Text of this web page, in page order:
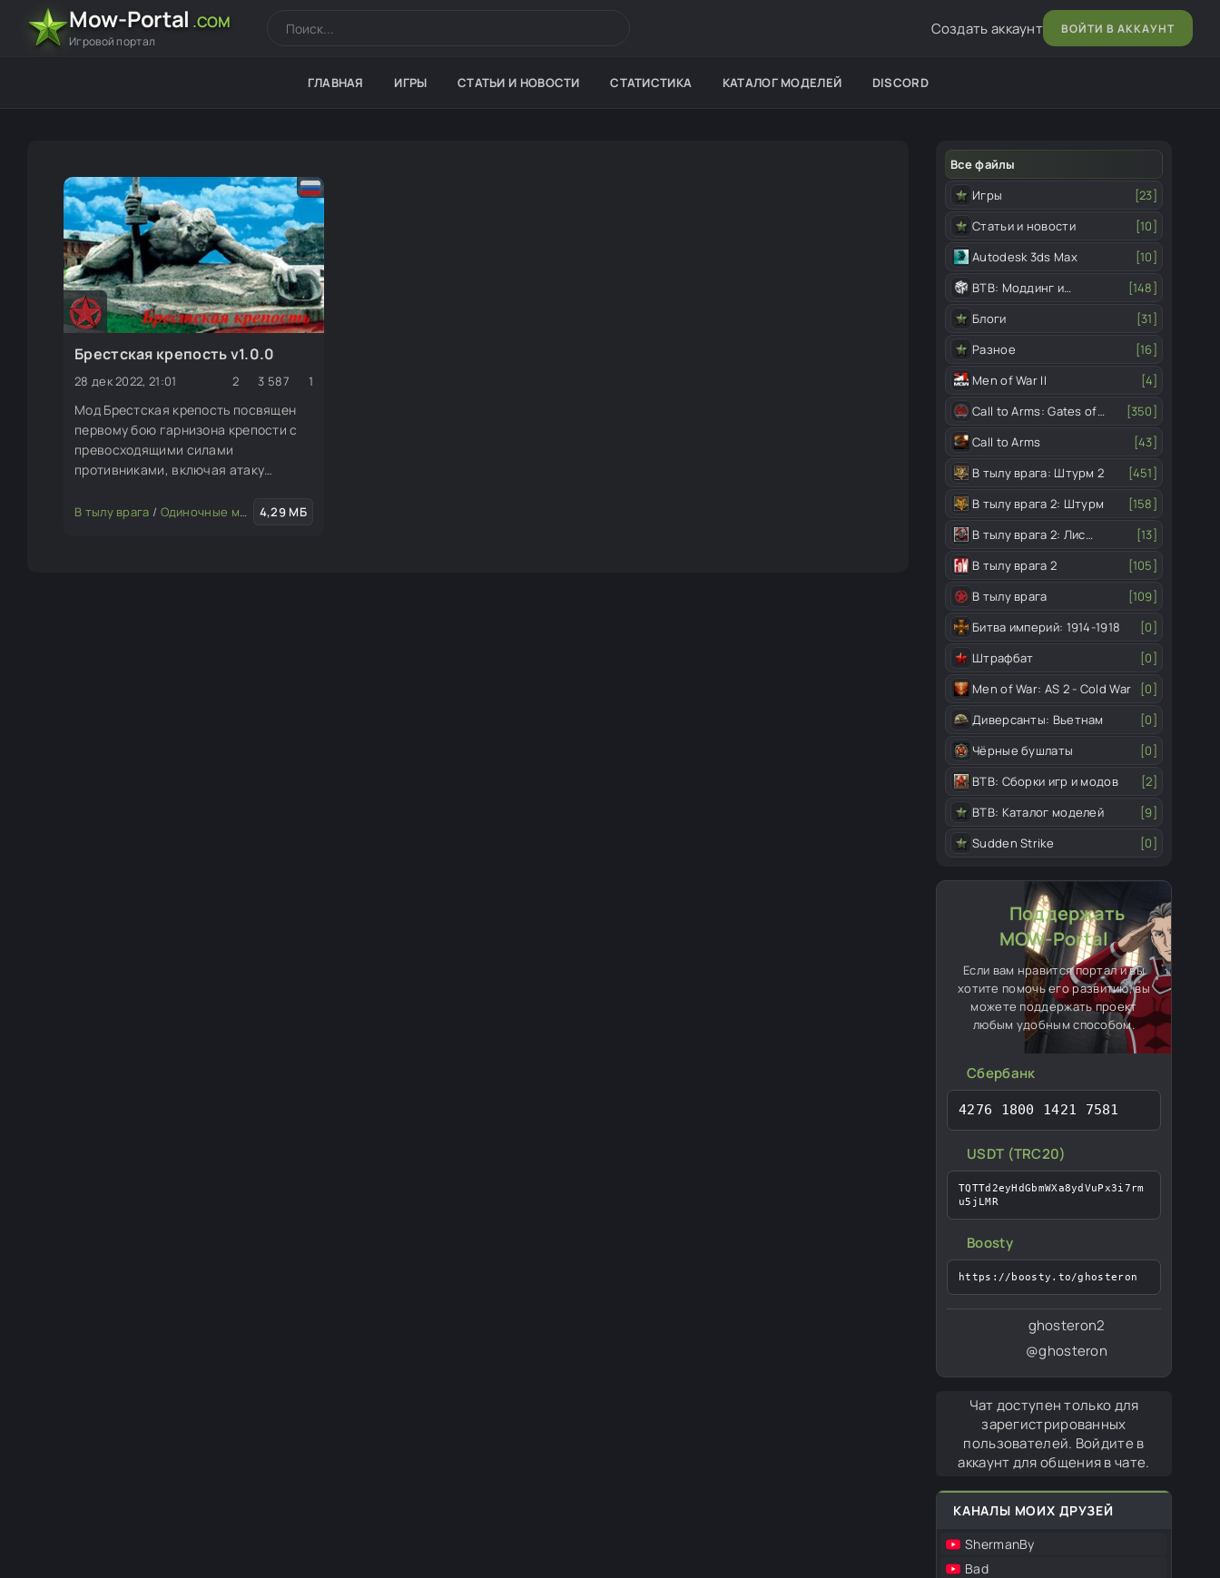
Mow-Portal .COM
Игровой портал
Создать аккаунт ВОЙТИ В АККАУНТ
ГЛАВНАЯ ИГРЫ СТАТЬИ И НОВОСТИ СТАТИСТИКА КАТАЛОГ МОДЕЛЕЙ DISCORD
Брестская крепость v1.0.0
28 дек 2022, 21:01 2 3 587 1
Мод Брестская крепость посвящен
первому бою гарнизона крепости с
превосходящими силами
противниками, включая атаку
В тылу врага / Одиночные миссии 4,29 МБ
Все файлы
Игры
[23]
Статьи и новости
[10]
Autodesk 3ds Max
[10]
ВТВ: Моддинг и
[148]
Блоги
[31]
Разное
[16]
Men of War II
[4]
Call to Arms: Gates of
[350]
Call to Arms
[43]
В тылу врага: Штурм 2
[451]
В тылу врага 2: Штурм
[158]
В тылу врага 2: Лис
[13]
В тылу врага 2
[105]
В тылу врага
[109]
Битва империй: 1914-1918
[0]
Штрафбат
[0]
Men of War: AS 2 - Cold War
[0]
Диверсанты: Вьетнам
[0]
Чёрные бушлаты
[0]
ВТВ: Сборки игр и модов
[2]
ВТВ: Каталог моделей
[9]
Sudden Strike
[0]
Поддержать
MOW-Portal
Если вам нравится портал и вы
хотите помочь его развитию, вы
можете поддержать проект
любым удобным способом.
Сбербанк
4276 1800 1421 7581
USDT (TRC20)
TQTTd2eyHdGbmWXa8ydVuPx3i7rm
u5jLMR
Boosty
https://boosty.to/ghosteron
ghosteron2
@ghosteron
Чат доступен только для
зарегистрированных
пользователей. Войдите в
аккаунт для общения в чате.
КАНАЛЫ МОИХ ДРУЗЕЙ
ShermanBy
Bad